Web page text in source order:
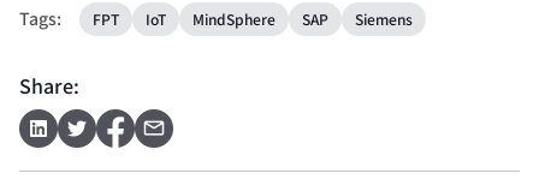
Tags: FPT IoT MindSphere SAP Siemens
Share: